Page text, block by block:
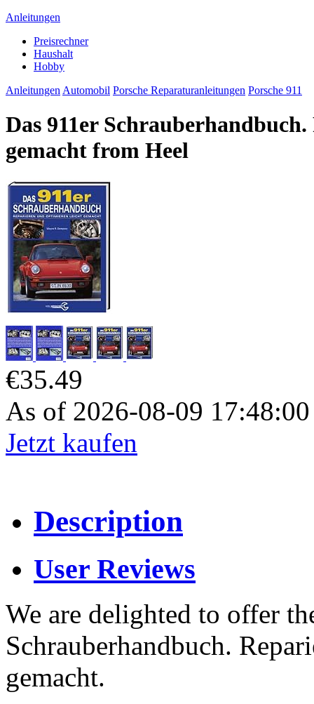
Anleitungen
Preisrechner
Haushalt
Hobby
Anleitungen Automobil Porsche Reparaturanleitungen Porsche 911
Das 911er
gemacht from Heel
€35.49
As of 2026-08-09
Jetzt kaufen
Description
User Reviews
We are delighted to offer
Schrauberhandbuch.
gemacht.